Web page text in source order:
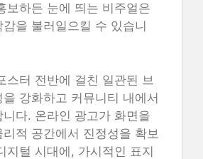
보하든 눈에 띄는 비주얼은
을 불러일으킬 수 있습니
스터 전반에 걸친 일관된 브
을 강화하고 커뮤니티 내에서
다. 온라인 광고가 화면을
적 공간에서 진정성을 확보
지털 시대에, 가시적인 표지